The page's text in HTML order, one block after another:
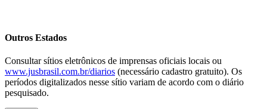
Outros Estados
Consultar sítios eletrônicos de imprensas oficiais locais ou
www.jusbrasil.com.br/diarios (necessário cadastro gratuito). Os
períodos digitalizados nesse sítio variam de acordo com o diário
pesquisado.